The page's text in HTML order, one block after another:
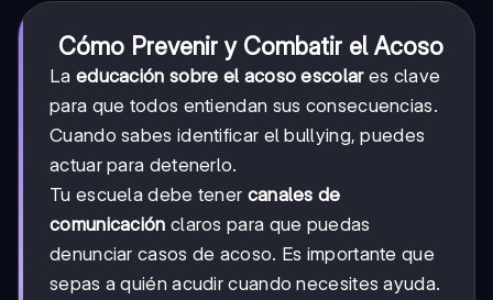
Cómo Prevenir y Combatir el Acoso
La educación sobre el acoso escolares clave
para que todos entiendan sus consecuencias.
Cuando sabes identificar el bullying, puedes
actuar para detenerlo.
Tu escuela debe tener canales de
comunicación claros para que puedas
denunciar casos de acoso. Es importante que
sepas a quién acudir cuando necesites ayuda.